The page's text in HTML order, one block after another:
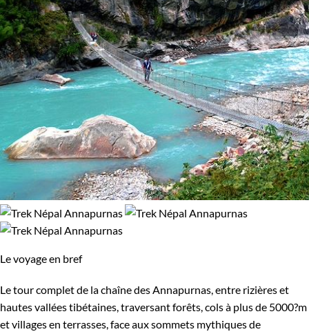
Le voyage en bref
Le tour complet de la chaîne des Annapurnas, entre rizières et
hautes vallées tibétaines, traversant forêts, cols à plus de 5000?m
et villages en terrasses, face aux sommets mythiques de